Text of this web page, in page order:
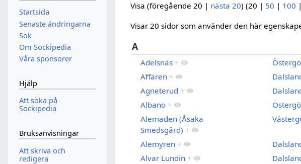
Visa (föregående 20 | nästa 20) (20 | 50 | 100
Visar 20 sidor som använder den här
A
Adelsnäs +
Affären +
Agneterud +
Albano +
Alemaden (Åsaka
Smedsgård) +
Alemyren +
Alvar Lundin +
Startsida
Senaste ändringarna
Sök
Om Sockipedia
Våra sponsorer
Hjälp
Att söka på
Sockipedia
Bruksanvisningar
Att skriva och
redigera